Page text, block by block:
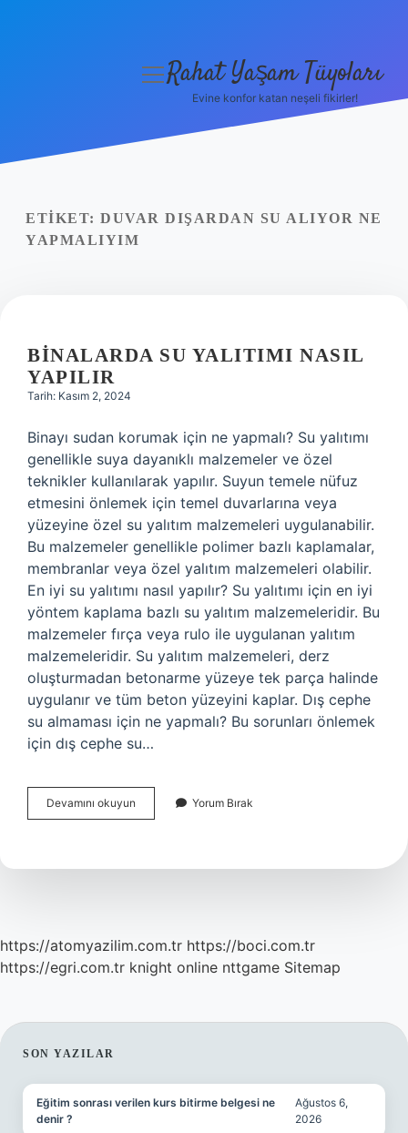
Yasal Uyarı
menüyü
Rahat Yaşam Tüyoları
Evine konfor katan neşeli fikirler!
ETIKET: DUVAR DIŞARDAN SU ALIYOR NE
YAPMALIYIM
BINALARDA SU YALITIMI NASIL
YAPILIR
Tarih: Kasım 2, 2024
Binayı sudan korumak için ne yapmalı? Su yalıtımı
genellikle suya dayanıklı malzemeler ve özel
teknikler kullanılarak yapılır. Suyun temele nüfuz
etmesini önlemek için temel duvarlarına veya
yüzeyine özel su yalıtım malzemeleri uygulanabilir.
Bu malzemeler genellikle polimer bazlı kaplamalar,
membranlar veya özel yalıtım malzemeleri olabilir.
En iyi su yalıtımı nasıl yapılır? Su yalıtımı için en iyi
yöntem kaplama bazlı su yalıtım malzemeleridir. Bu
malzemeler fırça veya rulo ile uygulanan yalıtım
malzemeleridir. Su yalıtım malzemeleri, derz
oluşturmadan betonarme yüzeye tek parça halinde
uygulanır ve tüm beton yüzeyini kaplar. Dış cephe
su almaması için ne yapmalı? Bu sorunları önlemek
için dış cephe su…
Devamını okuyun Binalarda
Su
Yapılır
Yorum Bırak
https://atomyazilim.com.tr https://boci.com.tr
https://egri.com.tr knight online nttgame Sitemap
SIDEBAR
SON YAZILAR
Eğitim sonrası verilen kurs bitirme belgesi ne
denir ?
Ağustos 6,
2026